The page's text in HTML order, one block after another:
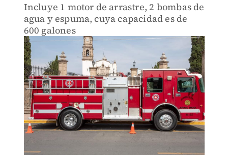
Incluye 1 motor de arrastre, 2 bombas de
agua y espuma, cuya capacidad es de
600 galones